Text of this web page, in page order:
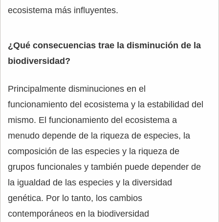
ecosistema más influyentes.
¿Qué consecuencias trae la disminución de la
biodiversidad?
Principalmente disminuciones en el
funcionamiento del ecosistema y la estabilidad del
mismo. El funcionamiento del ecosistema a
menudo depende de la riqueza de especies, la
composición de las especies y la riqueza de
grupos funcionales y también puede depender de
la igualdad de las especies y la diversidad
genética. Por lo tanto, los cambios
contemporáneos en la biodiversidad